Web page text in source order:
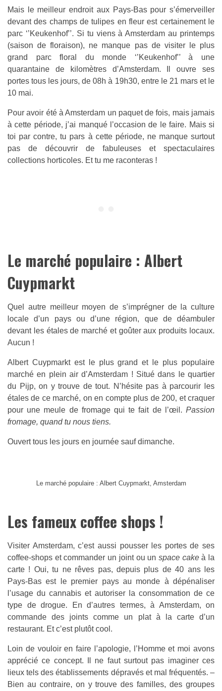
Mais le meilleur endroit aux Pays-Bas pour s’émerveiller
devant des champs de tulipes en fleur est certainement le
parc ‘’Keukenhof’’. Si tu viens à Amsterdam au printemps
(saison de floraison), ne manque pas de visiter le plus
grand parc floral du monde ‘’Keukenhof’’ à une
quarantaine de kilomètres d’Amsterdam. Il ouvre ses
portes tous les jours, de 08h à 19h30, entre le 21 mars et le
10 mai.
Pour avoir été à Amsterdam un paquet de fois, mais jamais
à cette période, j’ai manqué l’occasion de le faire. Mais si
toi par contre, tu pars à cette période, ne manque surtout
pas de découvrir de fabuleuses et spectaculaires
collections horticoles. Et tu me raconteras !
Le marché populaire : Albert
Cuypmarkt
Quel autre meilleur moyen de s’imprégner de la culture
locale d’un pays ou d’une région, que de déambuler
devant les étales de marché et goûter aux produits locaux.
Aucun !
Albert Cuypmarkt est le plus grand et le plus populaire
marché en plein air d’Amsterdam ! Situé dans le quartier
du Pijp, on y trouve de tout. N’hésite pas à parcourir les
étales de ce marché, on en compte plus de 200, et craquer
pour une meule de fromage qui te fait de l’œil. Passion
fromage, quand tu nous tiens.
Ouvert tous les jours en journée sauf dimanche.
Le marché populaire : Albert Cuypmarkt, Amsterdam
Les fameux coffee shops !
Visiter Amsterdam, c’est aussi pousser les portes de ses
coffee-shops et commander un joint ou un space cakeà la
carte ! Oui, tu ne rêves pas, depuis plus de 40 ans les
Pays-Bas est le premier pays au monde à dépénaliser
l’usage du cannabis et autoriser la consommation de ce
type de drogue. En d’autres termes, à Amsterdam, on
commande des joints comme un plat à la carte d’un
restaurant. Et c’est plutôt cool.
Loin de vouloir en faire l’apologie, l’Homme et moi avons
apprécié ce concept. Il ne faut surtout pas imaginer ces
lieux tels des établissements dépravés et mal fréquentés. –
Bien au contraire, on y trouve des familles, des groupes